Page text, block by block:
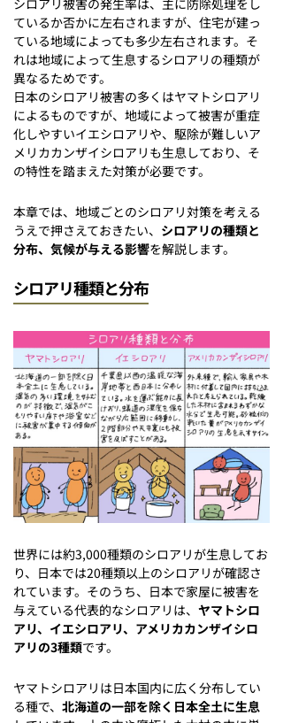
ているか否かに左右されますが、住宅が建っ
ている地域によっても多少左右されます。そ
れは地域によって生息するシロアリの種類が
異なるためです。
日本のシロアリ被害の多くはヤマトシロアリ
によるものですが、地域によって被害が重症
化しやすいイエシロアリや、駆除が難しいア
メリカカンザイシロアリも生息しており、そ
の特性を踏まえた対策が必要です。
本章では、地域ごとのシロアリ対策を考える
うえで押さえておきたい、 シロアリの種類と
分布、気候が与える影響を解説します。
シロアリ種類と分布
世界には約3,000種類のシロアリが生息してお
り、日本では20種類以上のシロアリが確認さ
れています。そのうち、日本で家屋に被害を
与えている代表的なシロアリは、 ヤマトシロ
アリ、イエシロアリ、アメリカカンザイシロ
アリの3種類です。
ヤマトシロアリは日本国内に広く分布してい
る種で、 北海道の一部を除く日本全土に生息